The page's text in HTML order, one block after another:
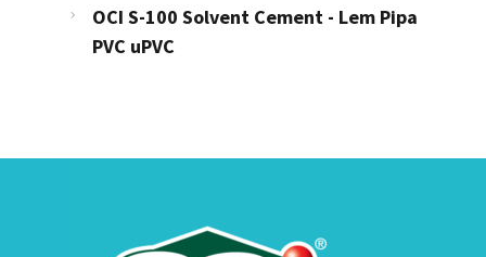
OCI S-100 Solvent Cement - Lem Pipa
PVC uPVC